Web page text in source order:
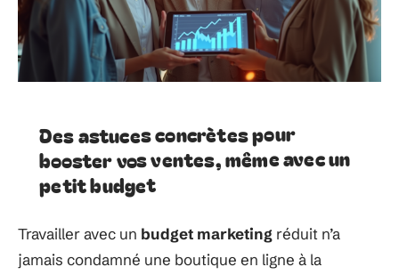
Des astuces concrètes pour
booster vos ventes, même avec un
petit budget
Travailler avec un budget marketing réduit n’a
jamais condamné une boutique en ligne à la